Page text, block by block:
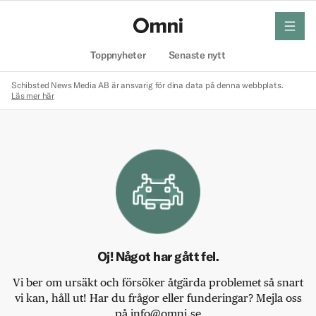
Toppnyheter Senaste nytt
meny
Schibsted News Media AB är ansvarig för dina data på denna webbplats.
Läs mer här
Oj! Något har gått fel.
Vi ber om ursäkt och försöker åtgärda problemet så snart
vi kan, håll ut! Har du frågor eller funderingar? Mejla oss